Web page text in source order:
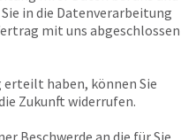
in die Datenverarbeitung
mit uns abgeschlossen
erteilt haben, können Sie
Zukunft widerrufen.
Beschwerde an die für Sie